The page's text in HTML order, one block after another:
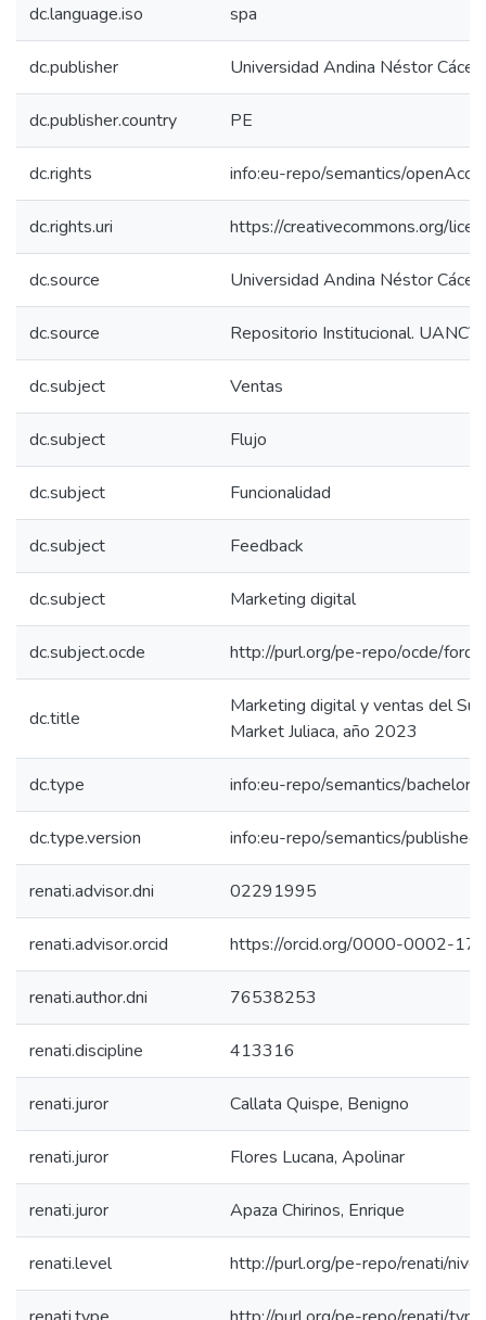
dc.language.iso spa
dc.publisher Universidad Andina Néstor
dc.publisher.country PE
dc.rights info:eu-repo/semantics/
dc.rights.uri https://creativecommons.org/
dc.source Universidad Andina Néstor
dc.source Repositorio Institucional. UANCV
dc.subject Ventas
dc.subject Flujo
dc.subject Funcionalidad
dc.subject Feedback
dc.subject Marketing digital
dc.subject.ocde http://purl.org/pe-repo/ocde/
dc.title
Marketing digital y ventas del
Market Juliaca, año 2023
dc.type info:eu-repo/semantics/
dc.type.version info:eu-repo/semantics/
renati.advisor.dni 02291995
renati.advisor.orcid https://orcid.org/0000-0002-
renati.author.dni 76538253
renati.discipline 413316
renati.juror Callata Quispe, Benigno
renati.juror Flores Lucana, Apolinar
renati.juror Apaza Chirinos, Enrique
renati.level http://purl.org/pe-repo/renati/